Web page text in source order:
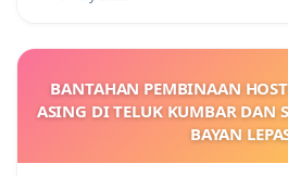
BANTAHAN PEMBINAAN
ASING DI TELUK KUMBAR DAN
BAYAN